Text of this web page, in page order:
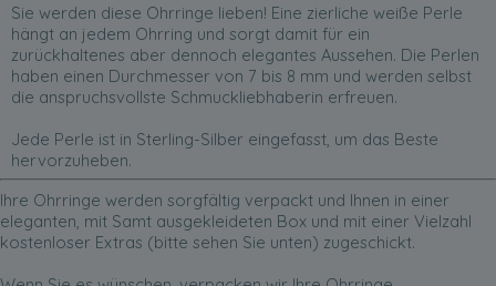
Sie werden diese Ohrringe lieben! Eine zierliche weiße Perle
hängt an jedem Ohrring und sorgt damit für ein
zurückhaltenes aber dennoch elegantes Aussehen. Die Perlen
haben einen Durchmesser von 7 bis 8 mm und werden selbst
die anspruchsvollste Schmuckliebhaberin erfreuen.
Jede Perle ist in Sterling-Silber eingefasst, um das Beste
hervorzuheben.
Ihre Ohrringe werden sorgfältig verpackt und Ihnen in einer
eleganten, mit Samt ausgekleideten Box und mit einer Vielzahl
kostenloser Extras (bitte sehen Sie unten) zugeschickt.